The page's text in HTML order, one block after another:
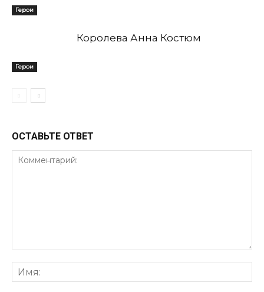
Герои
Герои
Королева Анна Костюм
ОСТАВЬТЕ ОТВЕТ